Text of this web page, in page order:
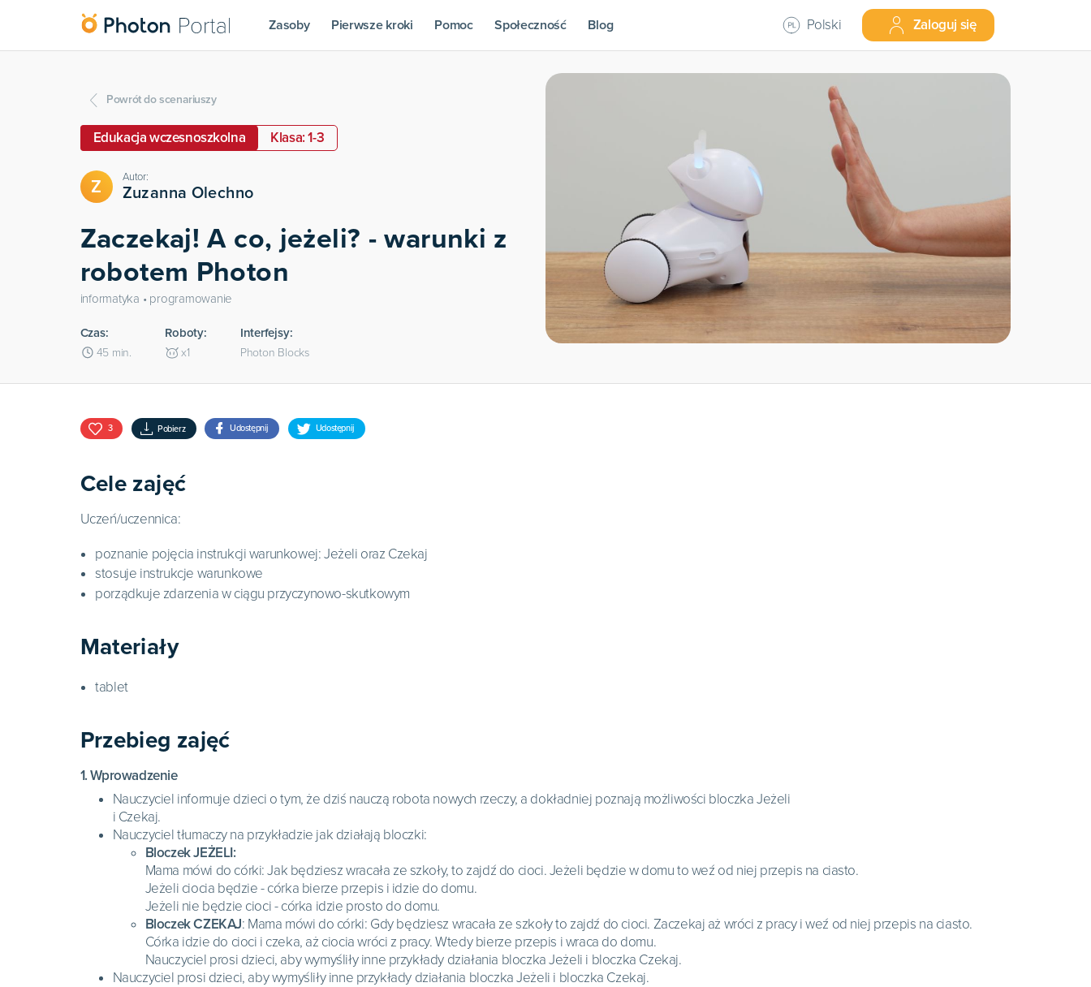
Zasoby Pierwsze kroki Pomoc Społeczność Blog Polski Zaloguj się
Powrót do scenariuszy
Edukacja wczesnoszkolna Klasa: 1-3
Z Autor:
Zuzanna Olechno
Zaczekaj! A co, jeżeli? - warunki z
robotem Photon
informatyka • programowanie
Czas:
45 min.
Roboty:
x1
Interfejsy:
Photon Blocks
3 Pobierz Udostępnij Udostępnij
Cele zajęć
Uczeń/uczennica:
poznanie pojęcia instrukcji warunkowej: Jeżeli oraz Czekaj
stosuje instrukcje warunkowe
porządkuje zdarzenia w ciągu przyczynowo-skutkowym
Materiały
tablet
Przebieg zajęć
1. Wprowadzenie
Nauczyciel informuje dzieci o tym, że dziś nauczą robota nowych rzeczy, a dokładniej poznają możliwości bloczka Jeżeli
i Czekaj.
Nauczyciel tłumaczy na przykładzie jak działają bloczki:
Bloczek JEŻELI:
Mama mówi do córki: Jak będziesz wracała ze szkoły, to zajdź do cioci. Jeżeli będzie w domu to weź od niej przepis na ciasto.
Jeżeli ciocia będzie - córka bierze przepis i idzie do domu.
Jeżeli nie będzie cioci - córka idzie prosto do domu.
Bloczek CZEKAJ: Mama mówi do córki: Gdy będziesz wracała ze szkoły to zajdź do cioci. Zaczekaj aż wróci z pracy i weź od niej przepis na ciasto.
Córka idzie do cioci i czeka, aż ciocia wróci z pracy. Wtedy bierze przepis i wraca do domu.
Nauczyciel prosi dzieci, aby wymyśliły inne przykłady działania bloczka Jeżeli i bloczka Czekaj.
Nauczyciel prosi dzieci, aby wymyśliły inne przykłady działania bloczka Jeżeli i bloczka Czekaj.